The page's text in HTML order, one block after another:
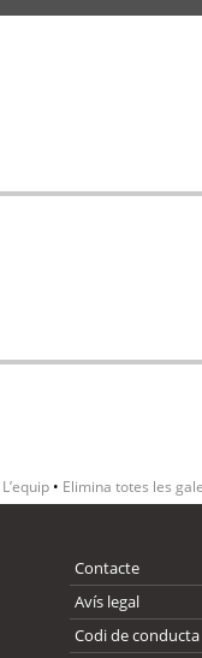
L’equip • Elimina totes les
Contacte
Avís legal
Codi de conducta